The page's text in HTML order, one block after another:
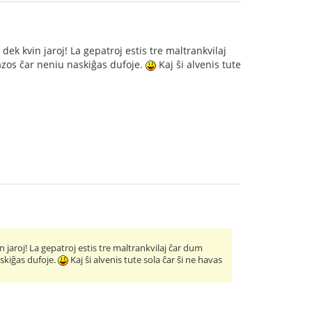
kvin jaroj! La gepatroj estis tre maltrankvilaj
ĉar neniu naskiĝas dufoje.
Kaj ŝi alvenis tute
jaroj! La gepatroj estis tre maltrankvilaj ĉar dum
dufoje.
Kaj ŝi alvenis tute sola ĉar ŝi ne havas